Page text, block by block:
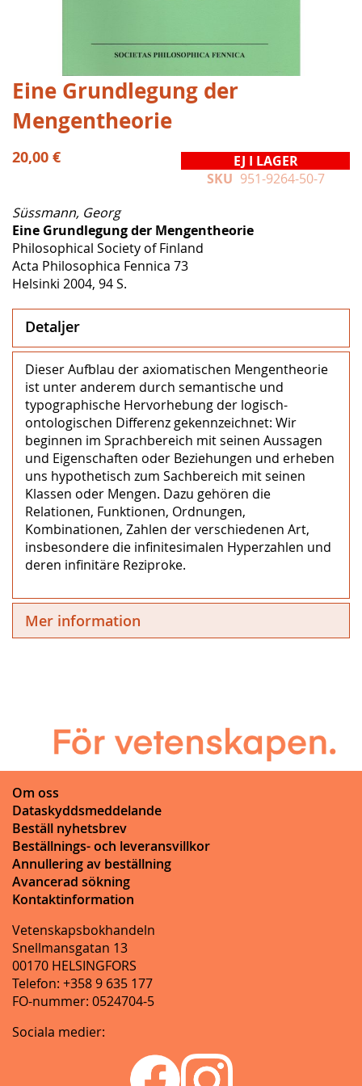
Hoppa
till
början
bildgalleriet
Eine Grundlegung der
Mengentheorie
20,00 €
EJ I LAGER
SKU 951-9264-50-7
Süssmann, Georg
Eine Grundlegung der Mengentheorie
Philosophical Society of Finland
Acta Philosophica Fennica 73
Helsinki 2004, 94 S.
Detaljer
Dieser Aufblau der axiomatischen Mengentheorie
ist unter anderem durch semantische und
typographische Hervorhebung der logisch-
ontologischen Differenz gekennzeichnet: Wir
beginnen im Sprachbereich mit seinen Aussagen
und Eigenschaften oder Beziehungen und erheben
uns hypothetisch zum Sachbereich mit seinen
Klassen oder Mengen. Dazu gehören die
Relationen, Funktionen, Ordnungen,
Kombinationen, Zahlen der verschiedenen Art,
insbesondere die infinitesimalen Hyperzahlen und
deren infinitäre Reziproke.
Mer information
Om oss
Dataskyddsmeddelande
Beställ nyhetsbrev
Beställnings- och leveransvillkor
Annullering av beställning
Avancerad sökning
Kontaktinformation
Vetenskapsbokhandeln
Snellmansgatan 13
00170 HELSINGFORS
Telefon: +358 9 635 177
FO-nummer: 0524704-5
Sociala medier: